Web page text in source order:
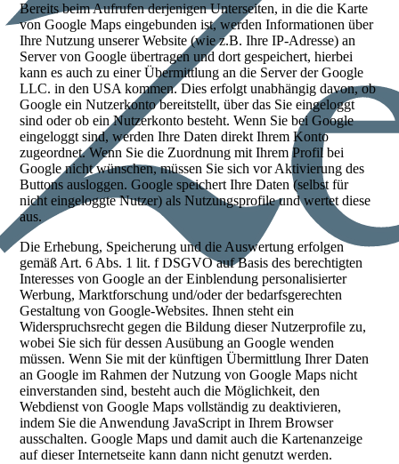
Bereits beim Aufrufen derjenigen Unterseiten, in die die Karte
von Google Maps eingebunden ist, werden Informationen über
Ihre Nutzung unserer Website (wie z.B. Ihre IP-Adresse) an
Server von Google übertragen und dort gespeichert, hierbei
kann es auch zu einer Übermittlung an die Server der Google
LLC. in den USA kommen. Dies erfolgt unabhängig davon, ob
Google ein Nutzerkonto bereitstellt, über das Sie eingeloggt
sind oder ob ein Nutzerkonto besteht. Wenn Sie bei Google
eingeloggt sind, werden Ihre Daten direkt Ihrem Konto
zugeordnet. Wenn Sie die Zuordnung mit Ihrem Profil bei
Google nicht wünschen, müssen Sie sich vor Aktivierung des
Buttons ausloggen. Google speichert Ihre Daten (selbst für
nicht eingeloggte Nutzer) als Nutzungsprofile und wertet diese
aus.
Die Erhebung, Speicherung und die Auswertung erfolgen
gemäß Art. 6 Abs. 1 lit. f DSGVO auf Basis des berechtigten
Interesses von Google an der Einblendung personalisierter
Werbung, Marktforschung und/oder der bedarfsgerechten
Gestaltung von Google-Websites. Ihnen steht ein
Widerspruchsrecht gegen die Bildung dieser Nutzerprofile zu,
wobei Sie sich für dessen Ausübung an Google wenden
müssen. Wenn Sie mit der künftigen Übermittlung Ihrer Daten
an Google im Rahmen der Nutzung von Google Maps nicht
einverstanden sind, besteht auch die Möglichkeit, den
Webdienst von Google Maps vollständig zu deaktivieren,
indem Sie die Anwendung JavaScript in Ihrem Browser
ausschalten. Google Maps und damit auch die Kartenanzeige
auf dieser Internetseite kann dann nicht genutzt werden.